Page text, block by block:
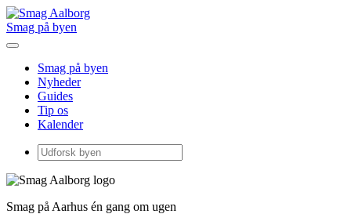
Smag på byen
Smag på byen
Nyheder
Guides
Tip os
Kalender
Smag på Aarhus én gang om ugen